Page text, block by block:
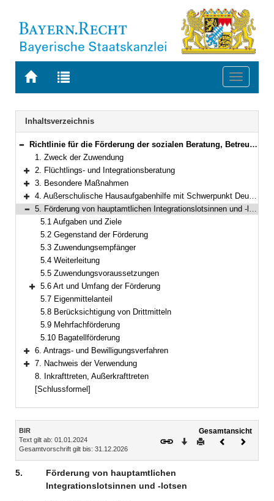
Zur
BAYERN.RECHT
Zur
letzten
Suche
Toggle
Navigation
Inhaltsverzeichnis
Bereich reduzieren
Richtlinie für die Förderung der sozialen Beratung, Betreuung und Integration von Menschen mit Migrationsgeschichte
1. Zweck der Zuwendung
Bereich erweitern
2. Flüchtlings- und Integrationsberatung
Bereich erweitern
3. Besondere Maßnahmen
Bereich erweitern
4. Außerschulische Hausaufgabenhilfe mit Schwerpunkt Deutschförderung
Bereich reduzieren
5. Förderung von hauptamtlichen Integrationslotsinnen und -lotsen
5.1 Aufgaben und Ziele
5.2 Gegenstand der Förderung
5.3 Zuwendungsempfänger
5.4 Weiterleitung
5.5 Zuwendungsvoraussetzungen
Bereich erweitern
5.6 Art und Umfang der Förderung
5.7 Eigenmittelanteil
5.8 Berücksichtigung von Drittmitteln
5.9 Mehrfachförderung
5.10 Bagatellförderung
Bereich erweitern
6. Antrags- und Bewilligungsverfahren
Bereich erweitern
7. Nachweis der Verwendung
8. Inkrafttreten, Außerkrafttreten
[Schlussformel]
Inhalt
BIR
Text gilt ab: 01.01.2024
Gesamtvorschrift gilt bis: 31.12.2026
Gesamtansicht
Download
DruckenVorheriges
5.
Förderung von hauptamtlichen
Integrationslotsinnen und -lotsen